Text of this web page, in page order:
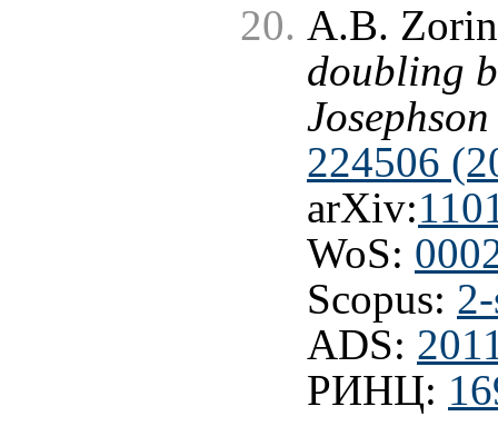
A.B.
doubling
224506
arXiv:
WoS:
Scopus:
ADS:
РИНЦ: